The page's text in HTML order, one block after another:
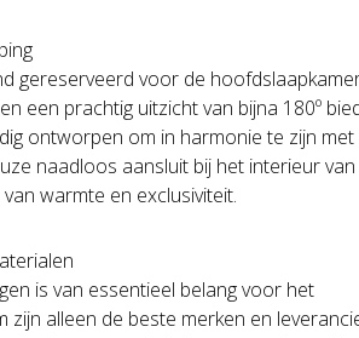
gereserveerd voor de
een prachtig uitzicht van bijna 180º
ontworpen om in harmonie te zijn
naadloos aansluit bij het interieur van
warmte en exclusiviteit.
is van essentieel belang voor het
zijn alleen de beste merken en